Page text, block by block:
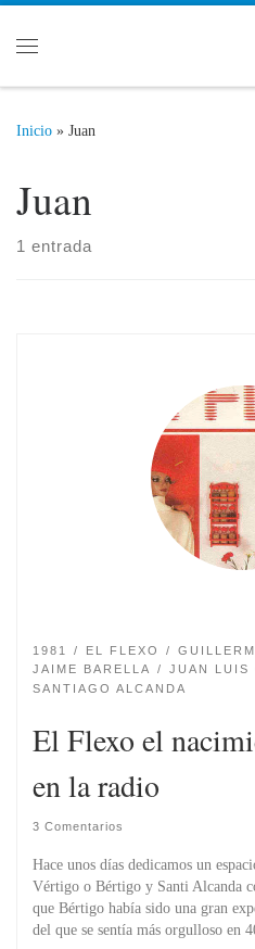
Inicio » Juan
Juan
1 entrada
1981 EL FLEXO
JAIME BARELLA
JUAN LUIS
SANTIAGO ALCANDA
El Flexo el
en la radio
3 Comentarios
Hace unos días dedicamos un
Vértigo o Bértigo y Santi Alcanda
que Bértigo había sido una gran
del que se sentí­a más orgulloso